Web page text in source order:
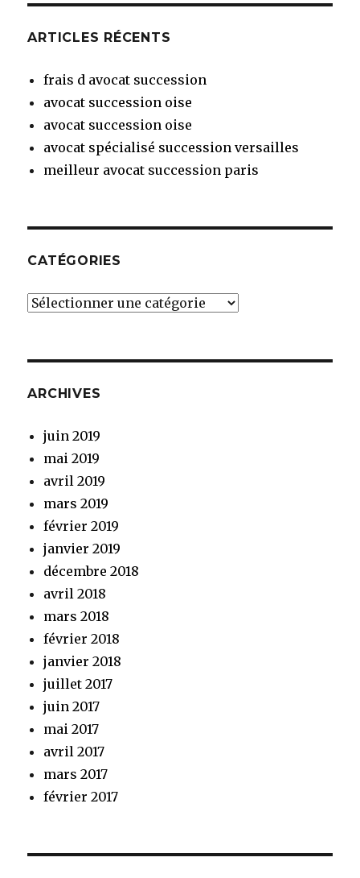
ARTICLES RÉCENTS
frais d avocat succession
avocat succession oise
avocat succession oise
avocat spécialisé succession versailles
meilleur avocat succession paris
CATÉGORIES
Catégories
ARCHIVES
juin 2019
mai 2019
avril 2019
mars 2019
février 2019
janvier 2019
décembre 2018
avril 2018
mars 2018
février 2018
janvier 2018
juillet 2017
juin 2017
mai 2017
avril 2017
mars 2017
février 2017